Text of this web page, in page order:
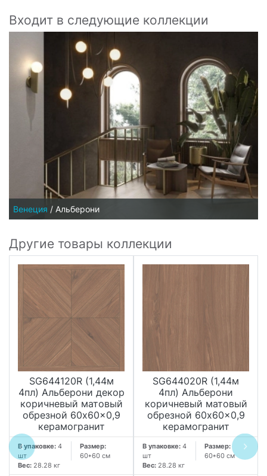
Входит в следующие коллекции
Венеция / Альберони
Другие товары коллекции
SG644120R (1,44м
4пл) Альберони декор
коричневый матовый
обрезной 60x60x0,9
керамогранит
В упаковке: 4
шт
Размер:
60*60 см
Вес: 28.28 кг
SG644020R (1,44м
4пл) Альберони
коричневый матовый
обрезной 60x60x0,9
керамогранит
В упаковке: 4
шт
Размер:
60*60 см
Вес: 28.28 кг